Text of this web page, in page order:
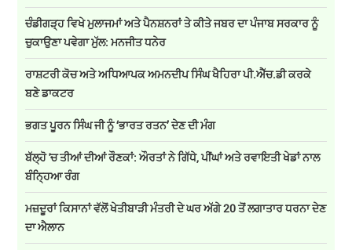
ਚੰਡੀਗੜ੍ਹ ਵਿਖੇ ਮੁਲਾਜਮਾਂ ਅਤੇ ਪੈਨਸ਼ਨਰਾਂ ਤੇ ਕੀਤੇ ਜਬਰ ਦਾ ਪੰਜਾਬ ਸਰਕਾਰ ਨੂੰ
ਚੁਕਾਉਣਾ ਪਵੇਗਾ ਮੁੱਲ: ਮਨਜੀਤ ਧਨੇਰ
ਰਾਸ਼ਟਰੀ ਕੋਚ ਅਤੇ ਅਧਿਆਪਕ ਅਮਨਦੀਪ ਸਿੰਘ ਖੈਹਿਰਾ ਪੀ.ਐੱਚ.ਡੀ ਕਰਕੇ
ਬਣੇ ਡਾਕਟਰ
ਭਗਤ ਪੂਰਨ ਸਿੰਘ ਜੀ ਨੂੰ ‘ਭਾਰਤ ਰਤਨ’ ਦੇਣ ਦੀ ਮੰਗ
ਬੱਲ੍ਹੋ 'ਚ ਤੀਆਂ ਦੀਆਂ ਰੌਣਕਾਂ: ਔਰਤਾਂ ਨੇ ਗਿੱਧੇ, ਪੀਂਘਾਂ ਅਤੇ ਰਵਾਇਤੀ ਖੇਡਾਂ ਨਾਲ
ਬੰਨ੍ਹਿਆ ਰੰਗ
ਮਜ਼ਦੂਰਾਂ ਕਿਸਾਨਾਂ ਵੱਲੋਂ ਖੇਤੀਬਾੜੀ ਮੰਤਰੀ ਦੇ ਘਰ ਅੱਗੇ 20 ਤੋਂ ਲਗਾਤਾਰ ਧਰਨਾ ਦੇਣ
ਦਾ ਐਲਾਨ